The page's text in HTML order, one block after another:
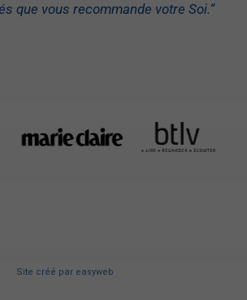
que vous recommande votre Soi.“
Site créé par easyweb